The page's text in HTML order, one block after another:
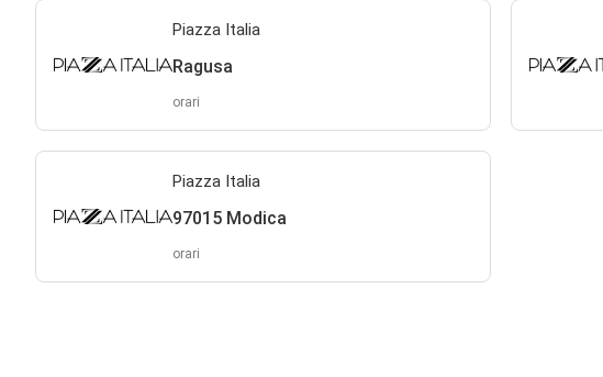
Piazza Italia
Ragusa
orari
Piazza Italia
97015 Modica
orari